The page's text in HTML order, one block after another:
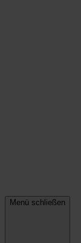
Menü schließen